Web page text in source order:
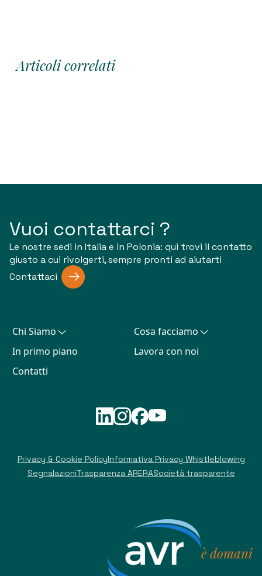
Articoli correlati
Vuoi contattarci ?
Le nostre sedi in Italia e in Polonia: qui trovi il contatto
giusto a cui rivolgerti, sempre pronti ad aiutarti
Contattaci
Chi Siamo
In primo piano
Contatti
Cosa facciamo
Lavora con noi
Privacy & Cookie PolicyInformativa Privacy Whistleblowing
SegnalazioniTrasparenza ARERASocietà trasparente
è domani